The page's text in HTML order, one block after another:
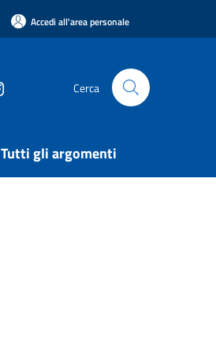
Accedi all'area personale
Cerca
Tutti gli argomenti